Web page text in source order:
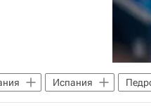
Испания
Рид